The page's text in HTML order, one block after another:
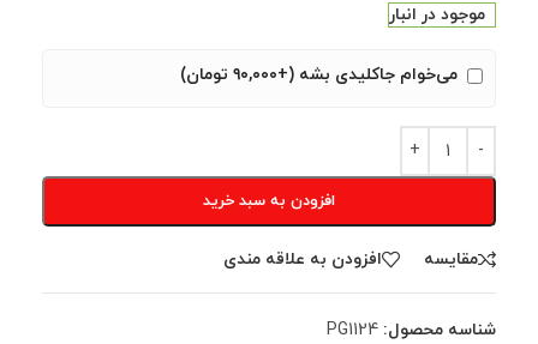
موجود در انبار
می‌خوام جاکلیدی بشه (+۹۰,۰۰۰ تومان)
افزودن به سبد خرید
مقایسه افزودن به علاقه مندی
شناسه محصول: PG1124